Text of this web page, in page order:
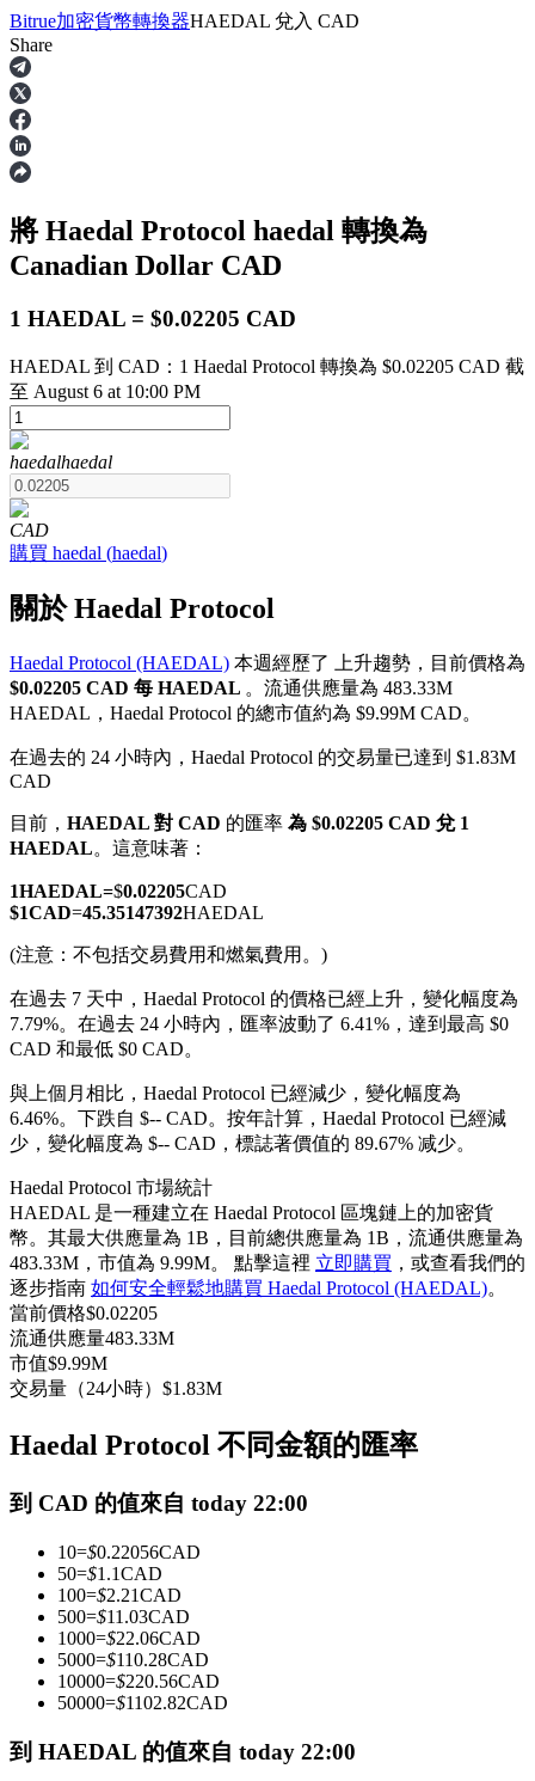
合約
USDT永續
多種以USDT結算的永續合約
幣本位永續
以數字貨幣為保證金的永續合約
美股、外匯、貴金屬及大宗商品衍生性商品
USDC永續
多種以USDC結算的永續合約
跟單
與頂尖交易專家同行
成為跟單交易員
Bitrue加密貨幣轉換器HAEDAL 兌入 CAD
Share
將 Haedal Protocol haedal 轉換為
Canadian Dollar CAD
1 HAEDAL = $0.02205 CAD
HAEDAL 到 CAD：1 Haedal Protocol 轉換為 $0.02205 CAD 截
至 August 6 at 10:00 PM
haedalhaedal
CAD
購買 haedal (haedal)
關於 Haedal Protocol
Haedal Protocol (HAEDAL) 本週經歷了 上升趨勢，目前價格為
$0.02205 CAD 每 HAEDAL 。流通供應量為 483.33M
HAEDAL，Haedal Protocol 的總市值約為 $9.99M CAD。
在過去的 24 小時內，Haedal Protocol 的交易量已達到 $1.83M
CAD
目前， HAEDAL 對 CAD 的匯率 為 $0.02205 CAD 兌 1
HAEDAL。這意味著：
1HAEDAL=$0.02205CAD
$1CAD=45.35147392HAEDAL
(注意：不包括交易費用和燃氣費用。)
在過去 7 天中，Haedal Protocol 的價格已經上升，變化幅度為
7.79%。 在過去 24 小時內，匯率波動了 6.41%，達到最高 $0
CAD 和最低 $0 CAD。
與上個月相比，Haedal Protocol 已經減少，變化幅度為
6.46%。下跌自 $-- CAD。 按年計算，Haedal Protocol 已經減
少，變化幅度為 $-- CAD，標誌著價值的 89.67% 减少。
Haedal Protocol 市場統計
HAEDAL 是一種建立在 Haedal Protocol 區塊鏈上的加密貨
幣。其最大供應量為 1B，目前總供應量為 1B，流通供應量為
483.33M，市值為 9.99M。 點擊這裡 立即購買 ，或查看我們的
逐步指南 如何安全輕鬆地購買 Haedal Protocol (HAEDAL)。
當前價格$0.02205
流通供應量483.33M
市值$9.99M
交易量（24小時） $1.83M
Haedal Protocol 不同金額的匯率
到 CAD 的值來自 today 22:00
10=$0.22056CAD
50=$1.1CAD
100=$2.21CAD
500=$11.03CAD
1000=$22.06CAD
5000=$110.28CAD
10000=$220.56CAD
50000=$1102.82CAD
到 HAEDAL 的值來自 today 22:00